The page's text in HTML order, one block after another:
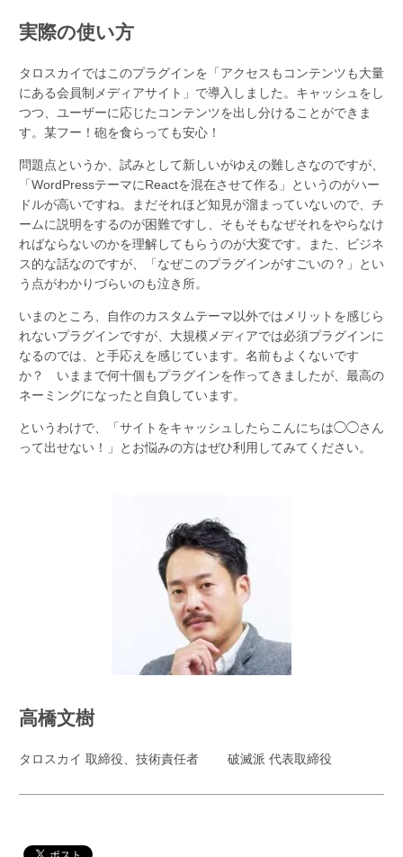
実際の使い方
タロスカイではこのプラグインを「アクセスもコンテンツも大量
にある会員制メディアサイト」で導入しました。キャッシュをし
つつ、ユーザーに応じたコンテンツを出し分けることができま
す。某フー！砲を食らっても安心！
問題点というか、試みとして新しいがゆえの難しさなのですが、
「WordPressテーマにReactを混在させて作る」というのがハー
ドルが高いですね。まだそれほど知見が溜まっていないので、チ
ームに説明をするのが困難ですし、そもそもなぜそれをやらなけ
ればならないのかを理解してもらうのが大変です。また、ビジネ
ス的な話なのですが、「なぜこのプラグインがすごいの？」とい
う点がわかりづらいのも泣き所。
いまのところ、自作のカスタムテーマ以外ではメリットを感じら
れないプラグインですが、大規模メディアでは必須プラグインに
なるのでは、と手応えを感じています。名前もよくないです
か？ いままで何十個もプラグインを作ってきましたが、最高の
ネーミングになったと自負しています。
というわけで、「サイトをキャッシュしたらこんにちは◯◯さん
って出せない！」とお悩みの方はぜひ利用してみてください。
高橋文樹
タロスカイ 取締役、技術責任者 破滅派 代表取締役